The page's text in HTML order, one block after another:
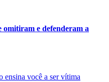
omitiram e defenderam a